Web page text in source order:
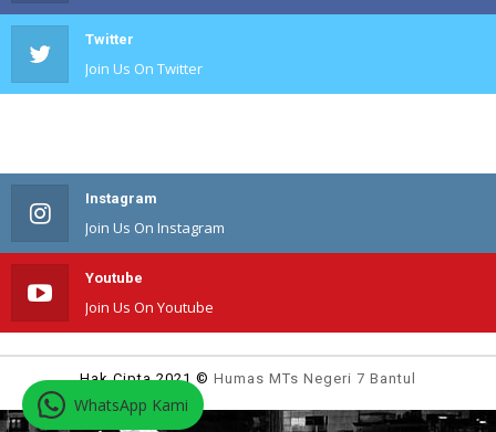
Twitter
Join Us On Twitter
Instagram
Join Us On Instagram
Youtube
Join Us On Youtube
Hak Cipta 2021 © Humas MTs Negeri 7 Bantul
WhatsApp Kami